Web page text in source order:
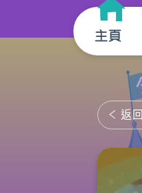
主頁
返回